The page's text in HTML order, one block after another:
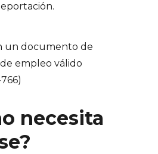
un documento de
empleo válido
necesita